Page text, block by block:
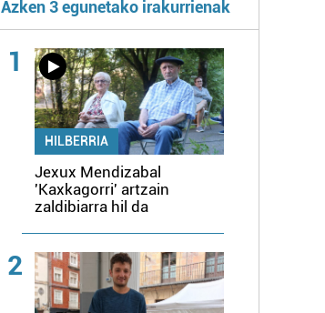
Azken 3 egunetako irakurrienak
1
HILBERRIA
Jexux Mendizabal
'Kaxkagorri' artzain
zaldibiarra hil da
2